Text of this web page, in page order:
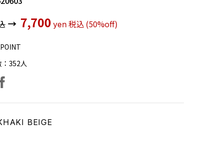
→ 7,700 yen 税込 (50%off)
352人
facebook
BEIGE